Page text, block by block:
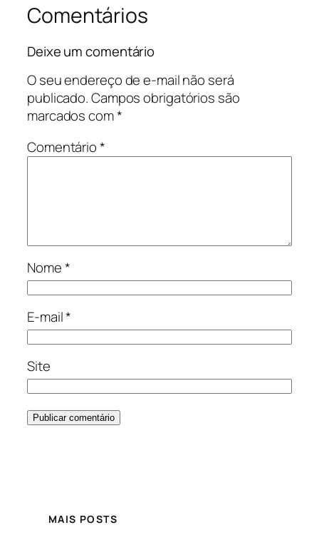
Comentários
Deixe um comentário
O seu endereço de e-mail não será
publicado.Campos obrigatórios são
marcados com*
Comentário*
Nome*
E-mail*
Site
MAIS POSTS